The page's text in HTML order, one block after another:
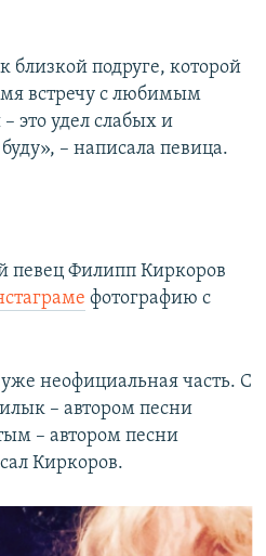
близкой подруге, которой
встречу с любимым
это удел слабых и
– написала певица.
певец Филипп Киркоров
фотографию с
неофициальная часть. С
– автором песни
– автором песни
Киркоров.